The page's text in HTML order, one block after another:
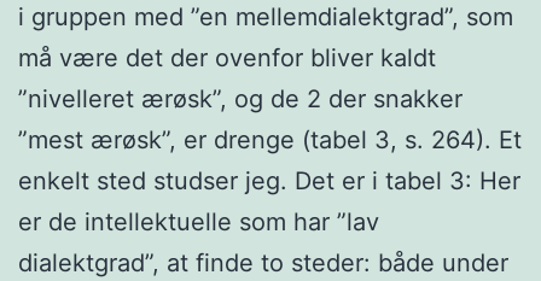
i gruppen med ”en mellemdialektgrad”, som
må være det der ovenfor bliver kaldt
”nivelleret ærøsk”, og de 2 der snakker
”mest ærøsk”, er drenge (tabel 3, s. 264). Et
enkelt sted studser jeg. Det er i tabel 3: Her
er de intellektuelle som har ”lav
dialektgrad”, at finde to steder: både under